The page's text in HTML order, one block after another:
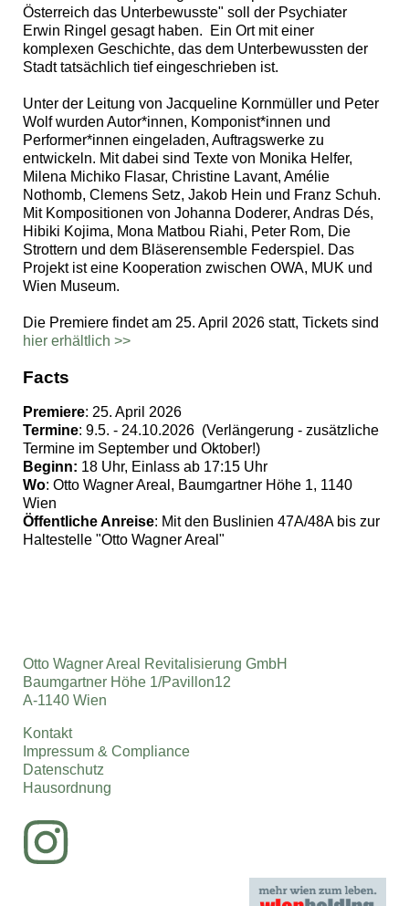
Österreich das Unterbewusste" soll der Psychiater
Erwin Ringel gesagt haben. Ein Ort mit einer
komplexen Geschichte, das dem Unterbewussten der
Stadt tatsächlich tief eingeschrieben ist.
Unter der Leitung von Jacqueline Kornmüller und Peter
Wolf wurden Autor*innen, Komponist*innen und
Performer*innen eingeladen, Auftragswerke zu
entwickeln. Mit dabei sind Texte von Monika Helfer,
Milena Michiko Flasar, Christine Lavant, Amélie
Nothomb, Clemens Setz, Jakob Hein und Franz Schuh.
Mit Kompositionen von Johanna Doderer, Andras Dés,
Hibiki Kojima, Mona Matbou Riahi, Peter Rom, Die
Strottern und dem Bläserensemble Federspiel. Das
Projekt ist eine Kooperation zwischen OWA, MUK und
Wien Museum.
Die Premiere findet am 25. April 2026 statt, Tickets sind
hier erhältlich >>
Facts
Premiere: 25. April 2026
Termine: 9.5. - 24.10.2026 (Verlängerung - zusätzliche
Termine im September und Oktober!)
Beginn: 18 Uhr, Einlass ab 17:15 Uhr
Wo: Otto Wagner Areal, Baumgartner Höhe 1, 1140
Wien
Öffentliche Anreise: Mit den Buslinien 47A/48A bis zur
Haltestelle "Otto Wagner Areal"
Otto Wagner Areal Revitalisierung GmbH
Baumgartner Höhe 1/Pavillon12
A-1140 Wien
Kontakt
Impressum & Compliance
Datenschutz
Hausordnung